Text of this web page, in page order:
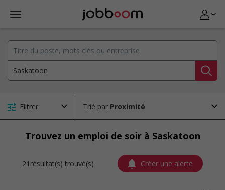
Filtrer Trié par
Trouvez un emploi de soir à Saskatoon
21résultat(s) trouvé(s) Créer une alerte